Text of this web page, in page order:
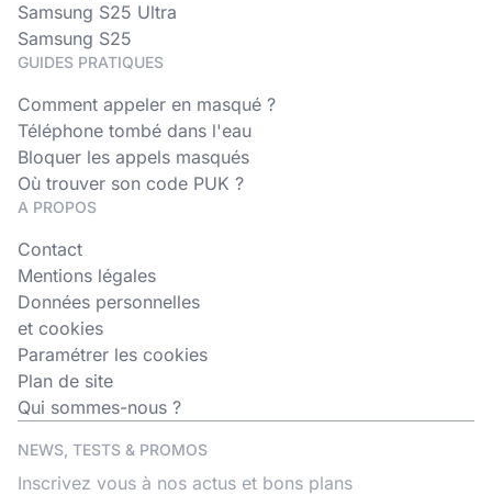
Samsung S25 Ultra
Samsung S25
GUIDES PRATIQUES
Comment appeler en masqué ?
Téléphone tombé dans l'eau
Bloquer les appels masqués
Où trouver son code PUK ?
A PROPOS
Contact
Mentions légales
Données personnelles
et cookies
Paramétrer les cookies
Plan de site
Qui sommes-nous ?
NEWS, TESTS & PROMOS
Inscrivez vous à nos actus et bons plans